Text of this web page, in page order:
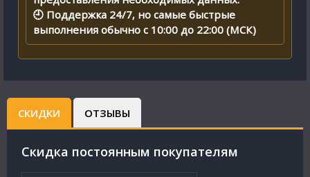
🕘 Поддержка 24/7, но самые быстрые
выполнения обычно с 10:00 до 22:00 (МСК)
СКИДКИ ОТЗЫВЫ
Cкидка постоянным покупателям